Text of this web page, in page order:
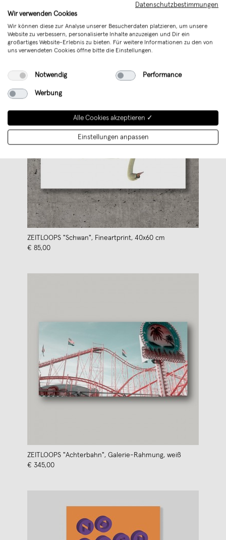
ZEITLOOPS "Schwan", Fineartprint, 40x60 cm
€ 85,00
ZEITLOOPS "Achterbahn", Galerie-Rahmung, weiß
€ 345,00
Datenschutzbestimmungen
Wir verwenden Cookies
Wir können diese zur Analyse unserer Besucherdaten platzieren, um unsere
Website zu verbessern, personalisierte Inhalte anzuzeigen und Dir ein
großartiges Website-Erlebnis zu bieten. Für weitere Informationen zu den von
uns verwendeten Cookies öffne bitte die Einstellungen.
Notwendig Performance
Werbung
Alle Cookies akzeptieren ✓
Einstellungen anpassen